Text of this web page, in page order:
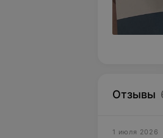
Отзывы
1 июля 2026